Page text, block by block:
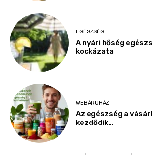
EGÉSZSÉG
A nyári hőség
kockázata
WEBÁRUHÁZ
Az egészség a
kezdődik…